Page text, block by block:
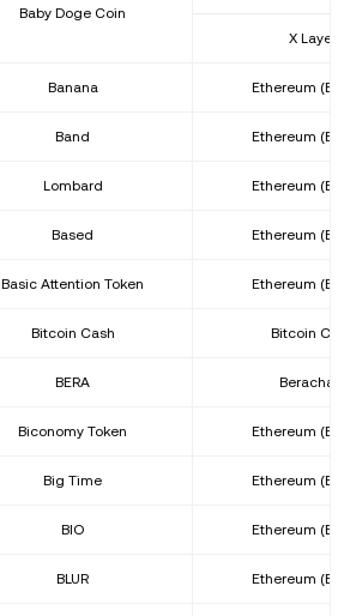
Baby Doge Coin
X Layer
Banana Ethereum
Band Ethereum
Lombard Ethereum
Based Ethereum
Basic Attention Token Ethereum
Bitcoin Cash Bitcoin
BERA Berachain
Biconomy Token Ethereum
Big Time Ethereum
BIO Ethereum
BLUR Ethereum